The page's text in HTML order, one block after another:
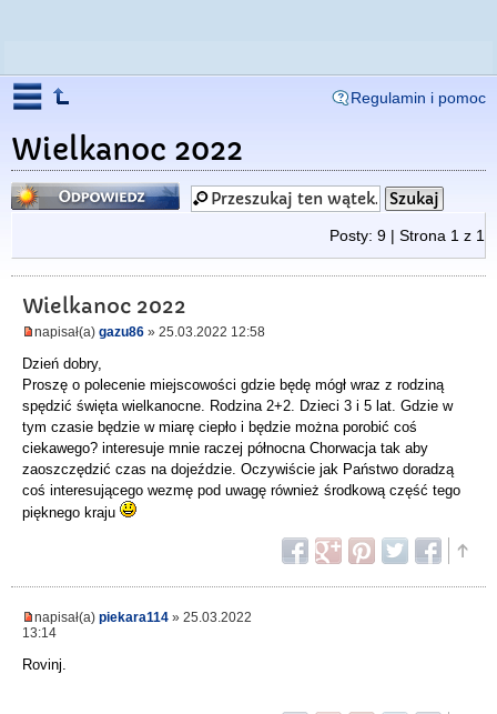
Regulamin i pomoc
Wielkanoc 2022
Odpowiedz
Posty: 9 | Strona 1 z 1
Wielkanoc 2022
napisał(a) gazu86 » 25.03.2022 12:58
Dzień dobry,
Proszę o polecenie miejscowości gdzie będę mógł wraz z rodziną
spędzić święta wielkanocne. Rodzina 2+2. Dzieci 3 i 5 lat. Gdzie w
tym czasie będzie w miarę ciepło i będzie można porobić coś
ciekawego? interesuje mnie raczej północna Chorwacja tak aby
zaoszczędzić czas na dojeździe. Oczywiście jak Państwo doradzą
coś interesującego wezmę pod uwagę również środkową część tego
pięknego kraju
napisał(a) piekara114 » 25.03.2022
13:14
Rovinj.